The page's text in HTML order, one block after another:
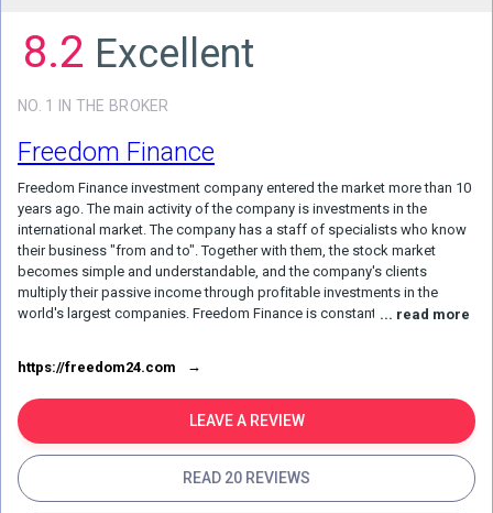
8.2 Excellent
NO. 1 IN THE BROKER
Freedom Finance
Freedom Finance investment company entered the market more than 10
years ago. The main activity of the company is investments in the
international market. The company has a staff of specialists who know
their business "from and to". Together with them, the stock market
becomes simple and understandable, and the company's clients
multiply their passive income through profitable investments in the
world's largest companies. Freedom Finance is constantly improving
principles of the company's work are based on maximum attention to
each client. Also among the services of the company there is training in
trading. On the site you can find useful materials on the topic.
... read more
https://freedom24.com
LEAVE A REVIEW
READ 20 REVIEWS